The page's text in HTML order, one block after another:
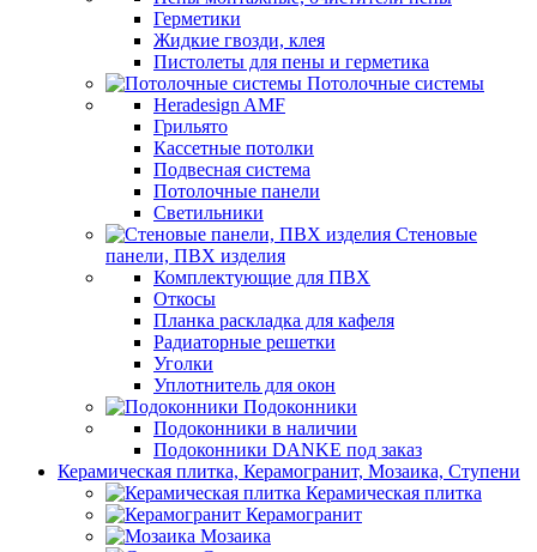
Герметики
Жидкие гвозди, клея
Пистолеты для пены и герметика
Потолочные системы
Heradesign AMF
Грильято
Кассетные потолки
Подвесная система
Потолочные панели
Светильники
Стеновые
панели, ПВХ изделия
Комплектующие для ПВХ
Откосы
Планка раскладка для кафеля
Радиаторные решетки
Уголки
Уплотнитель для окон
Подоконники
Подоконники в наличии
Подоконники DANKE под заказ
Керамическая плитка, Керамогранит, Мозаика, Ступени
Керамическая плитка
Керамогранит
Мозаика